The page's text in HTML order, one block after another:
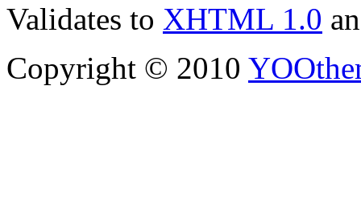
Validates to XHTML 1.0
Copyright © 2010